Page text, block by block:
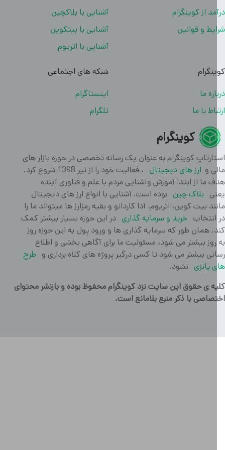
کوینگرام
کوینگرام به عنوان یک رسانه تخصصی در حوزه بازار های
و ارز های دیجیتال
، فعالیت خود را از تیر 1398 شروع کرد.
ما از ابتدا آموزش وآشنایی مردم با علم و فناوری آینده
بلاک چین بوده است. آشنایی با انواع ارز های دیجیتال
بیت کوین، اتریوم، آدا کاردانو و بقیه رمزارز ها میتواند ما را
خرید و سرمایه گذاری در این حوزه بسیار بیشتر کمک
همان طور که سرمایه گذاری ها و ورود پول به این حوزه روز
بیشتر می شود، مسئولیت ما برای آگاهی بخشی و اطلاع
بیشتر می شود تا کسی درگیر پروژه های کلاه برداری و طرح
پانزی نشود.
از کوینگرام
و قوانین
آشنایی با بلاکچین
آشنایی با بیتکوین
آشنایی با اتریوم
ما
با ما
شبکه های اجتماعی
اینستاگرام
تلگرام
ی حقوق این سایت نزد کوینگرام محفوظ بوده و بازنشر محتوای
با ذکر منبع بلامانع است.